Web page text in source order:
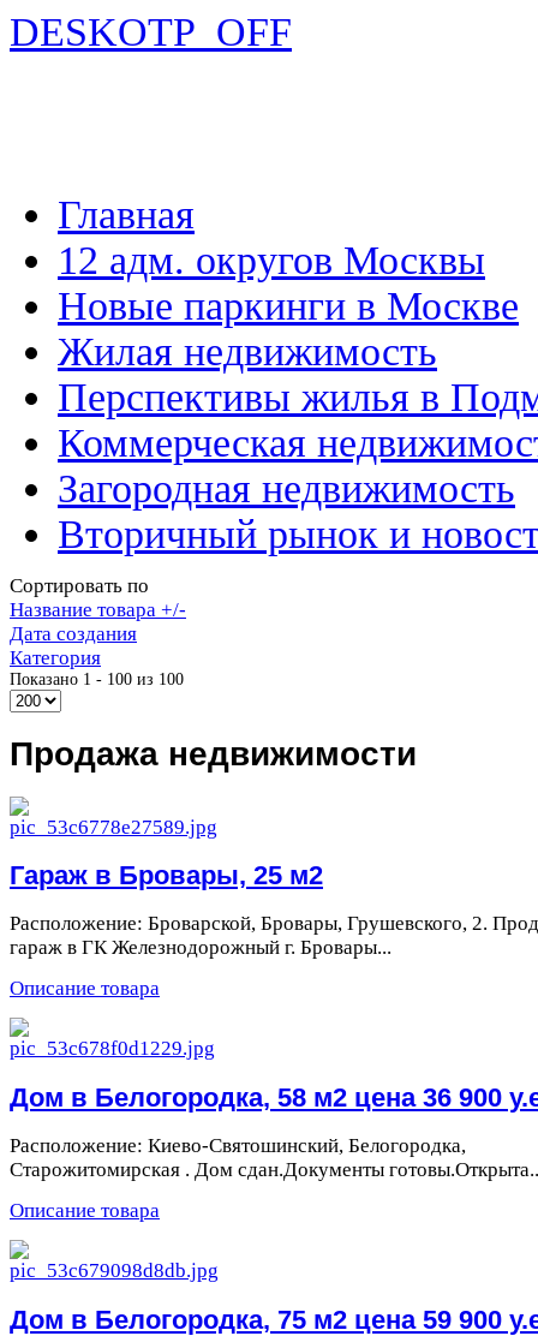
DESKOTP_OFF
Главная
12 адм. округов Москвы
Новые паркинги в Москве
Жилая недвижимость
Перспективы жилья в
Коммерческая
Загородная недвижимость
Вторичный рынок и
Сортировать по
Название товара +/-
Дата создания
Категория
Показано 1 - 100 из 100
Продажа недвижимости
Гараж в Бровары, 25 м2
Расположение: Броварской, Бровары, Грушевского, 2.
гараж в ГК Железнодорожный г. Бровары...
Описание товара
Дом в Белогородка, 58 м2 цена 36 900
Расположение: Киево-Святошинский, Белогородка,
Старожитомирская . Дом сдан.Документы
Описание товара
Дом в Белогородка, 75 м2 цена 59 900